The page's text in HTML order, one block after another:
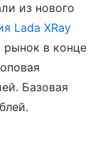
из нового
Lada XRay
в конце
Базовая